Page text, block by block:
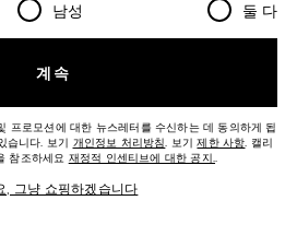
남성 둘 다
계속
프로모션에 대한 뉴스레터를 수신하는 데 동의하게 됩
습니다. 보기 개인정보 처리방침. 보기제한 사항. 캘리
참조하세요 재정적 인센티브에 대한 공지..
, 그냥 쇼핑하겠습니다